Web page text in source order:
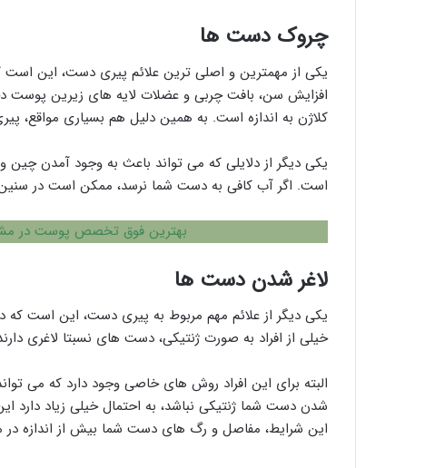
چروک دست ها
یکی از مهمترین و اصلی ترین علائم پیری دست، این
افزایش سن، بافت چربی و عضلات لایه های زیرین پوست
کلاژن به اندازه است. به همین دلیل هم بسیاری مواقع،
یکی دیگر از دلایلی که می تواند باعث به وجود آمدن
است. اگر آب کافی به دست شما نرسد، ممکن است در
بهترین فوق تخصص پوست در
لاغر شدن دست ها
یکی دیگر از علائم مهم مربوط به پیری دست، این است
خیلی از افراد به صورت ژنتیکی، دست های نسبتا لاغری
البته برای این افراد روش های خاصی وجود دارد که می
شدن دست شما ژنتیکی نباشد، به احتمال خیلی زیاد
این شرایط، مفاصل و رگ های دست شما بیش از اندازه